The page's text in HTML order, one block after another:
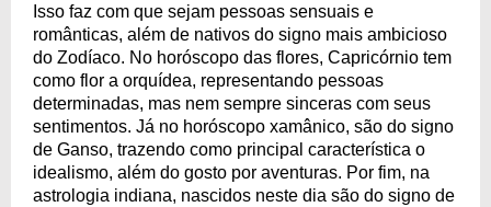
Isso faz com que sejam pessoas sensuais e
românticas, além de nativos do signo mais ambicioso
do Zodíaco. No horóscopo das flores, Capricórnio tem
como flor a orquídea, representando pessoas
determinadas, mas nem sempre sinceras com seus
sentimentos. Já no horóscopo xamânico, são do signo
de Ganso, trazendo como principal característica o
idealismo, além do gosto por aventuras. Por fim, na
astrologia indiana, nascidos neste dia são do signo de